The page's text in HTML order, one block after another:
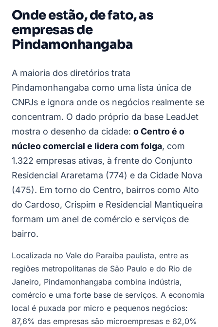
Onde estão, de fato, as
empresas de
Pindamonhangaba
A maioria dos diretórios trata
Pindamonhangaba como uma lista única de
CNPJs e ignora onde os negócios realmente se
concentram. O dado próprio da base LeadJet
mostra o desenho da cidade: o Centro é o
núcleo comercial e lidera com folga, com
1.322 empresas ativas, à frente do Conjunto
Residencial Araretama (774) e da Cidade Nova
(475). Em torno do Centro, bairros como Alto
do Cardoso, Crispim e Residencial Mantiqueira
formam um anel de comércio e serviços de
bairro.
Localizada no Vale do Paraíba paulista, entre as
regiões metropolitanas de São Paulo e do Rio de
Janeiro, Pindamonhangaba combina indústria,
comércio e uma forte base de serviços. A economia
local é puxada por micro e pequenos negócios:
87,6% das empresas são microempresas e 62,0%